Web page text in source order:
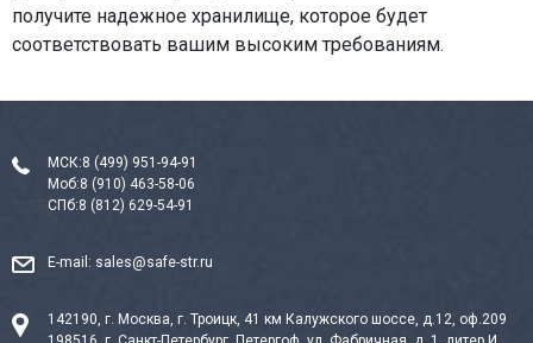
получите надежное хранилище, которое будет
соответствовать вашим высоким требованиям.
МСК:8 (499) 951-94-91
Моб:8 (910) 463-58-06
СПб:8 (812) 629-54-91
E-mail: sales@safe-str.ru
142190, г. Москва, г. Троицк, 41 км Калужского шоссе, д.12, оф.209